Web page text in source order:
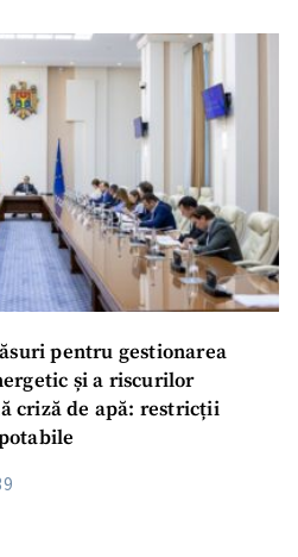
pentru gestionarea
și a riscurilor
criză de apă: restricții